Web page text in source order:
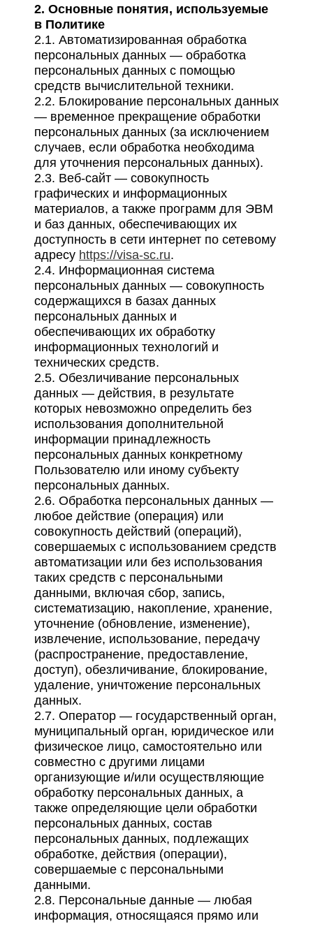
2. Основные понятия, используемые
в Политике
2.1. Автоматизированная обработка
персональных данных — обработка
персональных данных с помощью
средств вычислительной техники.
2.2. Блокирование персональных данных
— временное прекращение обработки
персональных данных (за исключением
случаев, если обработка необходима
для уточнения персональных данных).
2.3. Веб-сайт — совокупность
графических и информационных
материалов, а также программ для ЭВМ
и баз данных, обеспечивающих их
доступность в сети интернет по сетевому
адресу https://visa-sc.ru.
2.4. Информационная система
персональных данных — совокупность
содержащихся в базах данных
персональных данных и
обеспечивающих их обработку
информационных технологий и
технических средств.
2.5. Обезличивание персональных
данных — действия, в результате
которых невозможно определить без
использования дополнительной
информации принадлежность
персональных данных конкретному
Пользователю или иному субъекту
персональных данных.
2.6. Обработка персональных данных —
любое действие (операция) или
совокупность действий (операций),
совершаемых с использованием средств
автоматизации или без использования
таких средств с персональными
данными, включая сбор, запись,
систематизацию, накопление, хранение,
уточнение (обновление, изменение),
извлечение, использование, передачу
(распространение, предоставление,
доступ), обезличивание, блокирование,
удаление, уничтожение персональных
данных.
2.7. Оператор — государственный орган,
муниципальный орган, юридическое или
физическое лицо, самостоятельно или
совместно с другими лицами
организующие и/или осуществляющие
обработку персональных данных, а
также определяющие цели обработки
персональных данных, состав
персональных данных, подлежащих
обработке, действия (операции),
совершаемые с персональными
данными.
2.8. Персональные данные — любая
информация, относящаяся прямо или